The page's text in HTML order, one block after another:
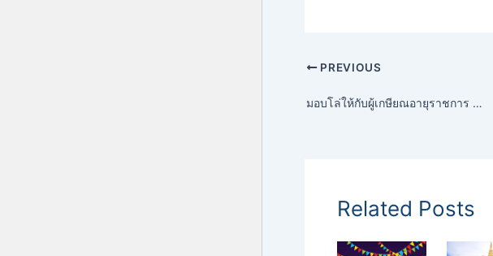
PREVIOUS
มอบโล่ให้กับผู้เกษียณอายุราชการ ปี 2564 ให้แก่ ดร.บุญเจริญ บำรุงชู เจ้าหน้าที่บริหารงานทั่วไป ชำนาญการ บุคลากรสถาบันวัฒนธรรมศึกษากัลยาณิวัฒนา
Related Posts